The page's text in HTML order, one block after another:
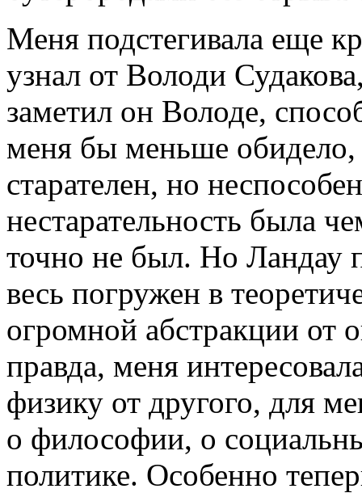
Меня подстегивала еще
узнал от Володи
заметил он Володе,
меня бы меньше обидело,
старателен, но
нестарательность была
точно не был. Но Ландау
весь погружен в
огромной абстракции
правда, меня
физику от другого, для
о философии, о
политике. Особенно